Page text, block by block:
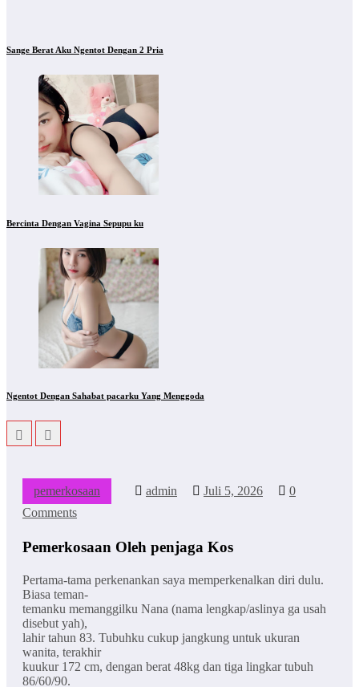
Sange Berat Aku Ngentot Dengan 2 Pria
Bercinta Dengan Vagina Sepupu ku
Ngentot Dengan Sahabat pacarku Yang Menggoda
pemerkosaan admin Juli 5, 2026
0
Comments
Pemerkosaan Oleh penjaga Kos
Pertama-tama perkenankan saya memperkenalkan diri dulu.
Biasa teman-
temanku memanggilku Nana (nama lengkap/aslinya ga usah
disebut yah),
lahir tahun 83. Tubuhku cukup jangkung untuk ukuran
wanita, terakhir
kuukur 172 cm, dengan berat 48kg dan tiga lingkar tubuh
86/60/90.